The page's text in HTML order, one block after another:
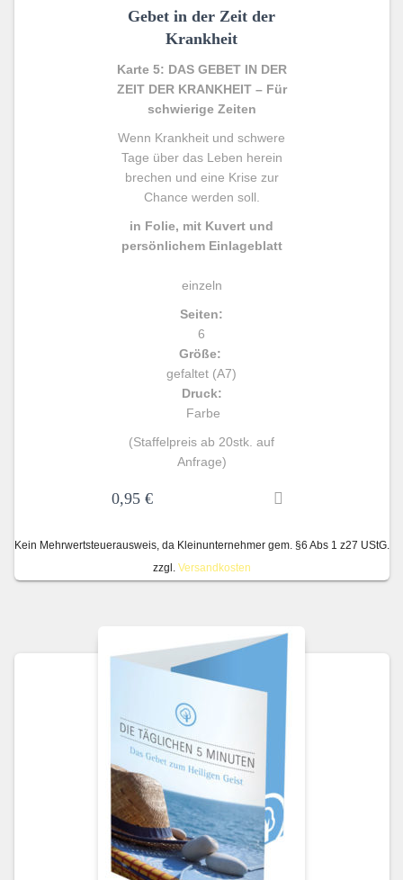
Gebet in der Zeit der
Krankheit
Karte 5: DAS GEBET IN DER
ZEIT DER KRANKHEIT – Für
schwierige Zeiten
Wenn Krankheit und schwere
Tage über das Leben herein
brechen und eine Krise zur
Chance werden soll.
in Folie, mit Kuvert und
persönlichem Einlageblatt
einzeln
Seiten:
6
Größe:
gefaltet (A7)
Druck:
Farbe
(Staffelpreis ab 20stk. auf
Anfrage)
0,95 €
Kein Mehrwertsteuerausweis, da Kleinunternehmer gem. §6 Abs 1 z27 UStG.
zzgl. Versandkosten